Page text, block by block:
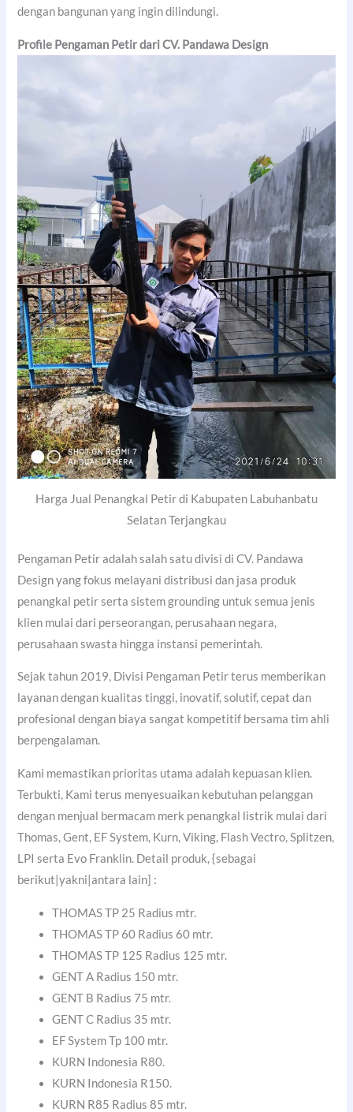
dengan bangunan yang ingin dilindungi.
Profile Pengaman Petir dari CV. Pandawa Design
Harga Jual Penangkal Petir di Kabupaten Labuhanbatu
Selatan Terjangkau
Pengaman Petir adalah salah satu divisi di CV. Pandawa
Design yang fokus melayani distribusi dan jasa produk
penangkal petir serta sistem grounding untuk semua jenis
klien mulai dari perseorangan, perusahaan negara,
perusahaan swasta hingga instansi pemerintah.
Sejak tahun 2019, Divisi Pengaman Petir terus memberikan
layanan dengan kualitas tinggi, inovatif, solutif, cepat dan
profesional dengan biaya sangat kompetitif bersama tim ahli
berpengalaman.
Kami memastikan prioritas utama adalah kepuasan klien.
Terbukti, Kami terus menyesuaikan kebutuhan pelanggan
dengan menjual bermacam merk penangkal listrik mulai dari
Thomas, Gent, EF System, Kurn, Viking, Flash Vectro, Splitzen,
LPI serta Evo Franklin. Detail produk, {sebagai
berikut|yakni|antara lain] :
THOMAS TP 25 Radius mtr.
THOMAS TP 60 Radius 60 mtr.
THOMAS TP 125 Radius 125 mtr.
GENT A Radius 150 mtr.
GENT B Radius 75 mtr.
GENT C Radius 35 mtr.
EF System Tp 100 mtr.
KURN Indonesia R80.
KURN Indonesia R150.
KURN R85 Radius 85 mtr.